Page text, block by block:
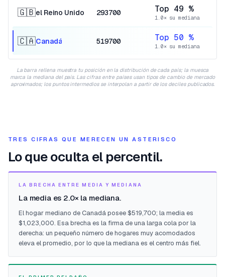
🇬🇧el Reino Unido 293700 Top 49 %
1.0× su mediana
🇨🇦Canadá 519700 Top 50 %
1.0× su mediana
La barra rellena muestra tu posición en la distribución de cada país; la muesca
marca la mediana del país. Las cifras entre países usan tipos de cambio de mercado
aproximados; los puntos intermedios se interpolan a partir de los deciles publicados.
TRES CIFRAS QUE MERECEN UN ASTERISCO
Lo que oculta el percentil.
LA BRECHA ENTRE MEDIA Y MEDIANA
La media es 2.0× la mediana.
El hogar mediano de Canadá posee $519,700; la media es
$1,023,000. Esa brecha es la firma de una larga cola por la
derecha: un pequeño número de hogares muy acomodados
eleva el promedio, por lo que la mediana es el centro más fiel.